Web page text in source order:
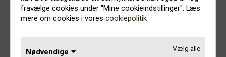
fravælge cookies under "Mine cookieindstillinger". Læs
mere om cookies i vores cookiepolitik
Vælg alle
Nødvendige
39 år. Hovedparten er mellem 20 og 29 år.
Pladeselskaber og producenter